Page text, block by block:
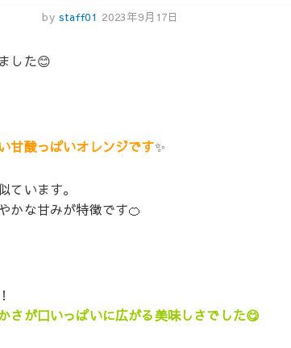
by staff01 2023年9月17日
した😊
甘酸っぱいオレンジです✨
ています。
かな甘みが特徴です🍊
さが口いっぱいに広がる美味しさでした😋